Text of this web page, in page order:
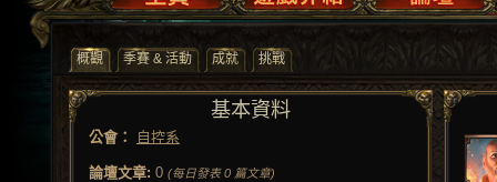
概觀 季賽 & 活動 成就 挑戰
基本資料
公會： 自控系
論壇文章: 0 (每日發表 0 篇文章)